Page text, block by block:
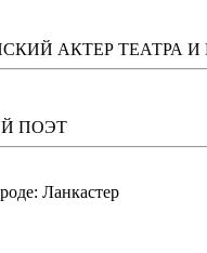
АКТЕР ТЕАТРА
ПОЭТ
Ланкастер